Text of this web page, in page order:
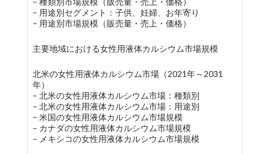
– 用途別セグメント：子供、妊婦、お年寄り
– 用途別市場規模（販売量・売上・価格）
主要地域における女性用液体カルシウム市場規模
北米の女性用液体カルシウム市場（2021年～2031
年）
– 北米の女性用液体カルシウム市場：種類別
– 北米の女性用液体カルシウム市場：用途別
– 米国の女性用液体カルシウム市場規模
– カナダの女性用液体カルシウム市場規模
– メキシコの女性用液体カルシウム市場規模